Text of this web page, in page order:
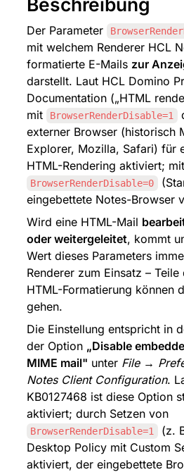
Der Parameter
mit welchem Renderer HCL
formatierte E-Mails zur
darstellt. Laut HCL Domino
Documentation („HTML
mit
BrowserRenderDisable=1
externer Browser (historisch
Explorer, Mozilla, Safari) für
BrowserRenderDisable=0
eingebettete Notes-Browser
Wird eine HTML-Mail
oder weitergeleitet, kommt
Wert dieses Parameters
Renderer zum Einsatz –
HTML-Formatierung können
gehen.
Die Einstellung entspricht in
der Option „Disable
MIME mail" unter File →
Notes Client Configuration.
KB0127468 ist diese Option
aktiviert; durch Setzen von
BrowserRenderDisable=1
(z.
Desktop Policy mit Custom
aktiviert, der eingebettete